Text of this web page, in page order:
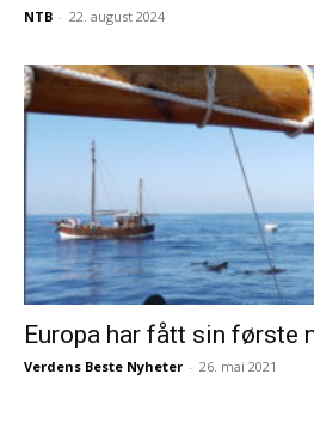
NTB - 22. august 2024
Europa har fått sin første
Verdens Beste Nyheter - 26. mai 2021